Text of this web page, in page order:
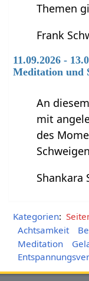
Themen
Frank
11.09.2026 -
Meditation und
An
mit
des
Shankara
Kategorien:
Achtsamkeit
Meditation